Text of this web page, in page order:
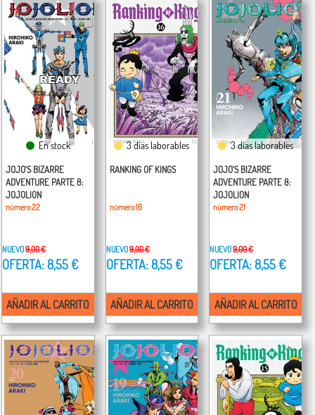
En stock
JOJO'S BIZARRE
ADVENTURE PARTE 8:
JOJOLION
número 22
NUEVO9,00 €
OFERTA: 8,55 €
AÑADIR AL CARRITO
3 días laborables
RANKING OF KINGS
número 16
NUEVO9,00 €
OFERTA: 8,55 €
AÑADIR AL CARRITO
3 días laborables
JOJO'S BIZARRE
ADVENTURE PARTE 8:
JOJOLION
número 21
NUEVO9,00 €
OFERTA: 8,55 €
AÑADIR AL CARRITO